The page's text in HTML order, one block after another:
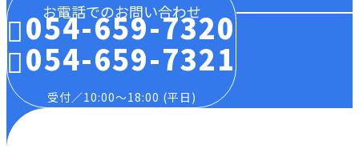
お電話でのお問い合わせ
054-659-7320
054-659-7321
受付／10:00～18:00 (平日)